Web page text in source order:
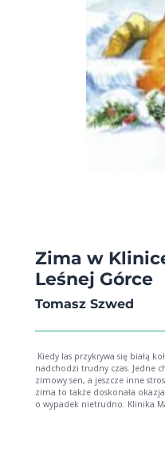
Zima w
Leśnej Górce
Tomasz Szwed
Kiedy las przykrywa się białą
nadchodzi trudny czas. Jedne
zimowy sen, a jeszcze inne
zima to także doskonała
o wypadek nietrudno. Klinika